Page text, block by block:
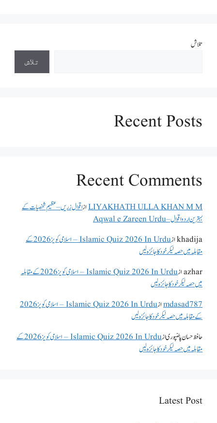
تلاش
تلاش
Recent Posts
Recent Comments
LIYAKHATH ULLA KHAN M Mازاقوال زریں – عظیم شخصیات کے
بہترین اردو اقوال – Aqwal e Zareen Urdu
khadijaاز
Islamic Quiz 2026 In Urdu – اسلامی کویز 2026 کے
مقابلہ میں حصہ لیکر خود کا جائزہ لیں
azharاز
Islamic Quiz 2026 In Urdu – اسلامی کویز 2026 کے مقابلہ
میں حصہ لیکر خود کا جائزہ لیں
mdasad787از
Islamic Quiz 2026 In Urdu – اسلامی کویز 2026
کے مقابلہ میں حصہ لیکر خود کا جائزہ لیں
حافظ حسان پالنپوریاز
Islamic Quiz 2026 In Urdu – اسلامی کویز 2026 کے
مقابلہ میں حصہ لیکر خود کا جائزہ لیں
Latest Post